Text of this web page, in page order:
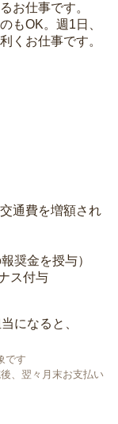
お仕事です。
もOK。週1日、
くお仕事です。
通費を増額され
奨金を授与）
ス付与
になると、
です
、翌々月末お支払い